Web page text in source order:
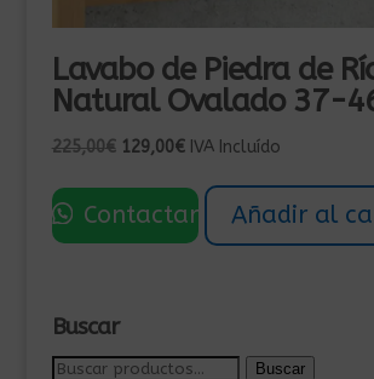
Lavabo de Piedra de
Natural Ovalado 37-
225,00€ El
original
era:
129,00€El
actual
es:
IVA Incluído
Contactar Añadir al
Buscar
Buscar
Buscar